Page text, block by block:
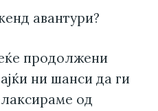
авантури?
продолжени
ни шанси да ги
од